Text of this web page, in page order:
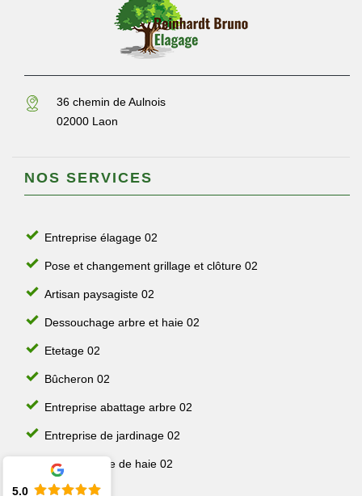
36 chemin de Aulnois
02000 Laon
NOS SERVICES
Entreprise élagage 02
Pose et changement grillage et clôture 02
Artisan paysagiste 02
Dessouchage arbre et haie 02
Etetage 02
Bûcheron 02
Entreprise abattage arbre 02
Entreprise de jardinage 02
Jardinier taille de haie 02
5.0